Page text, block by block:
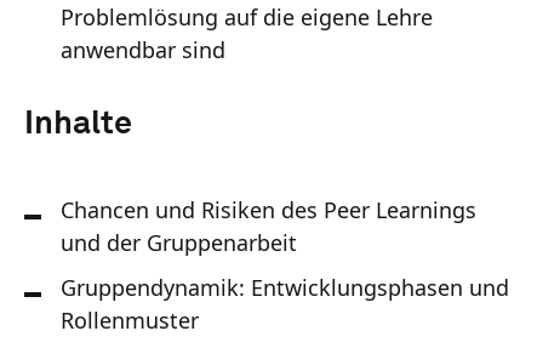
Problemlösung auf die eigene Lehre
anwendbar sind
Inhalte
Chancen und Risiken des Peer Learnings
und der Gruppenarbeit
Gruppendynamik: Entwicklungsphasen und
Rollenmuster